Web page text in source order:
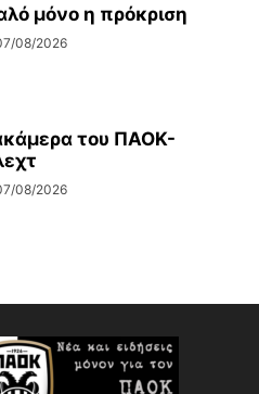
μόνο η πρόκριση
08/2026
του ΠΑΟΚ-
08/2026